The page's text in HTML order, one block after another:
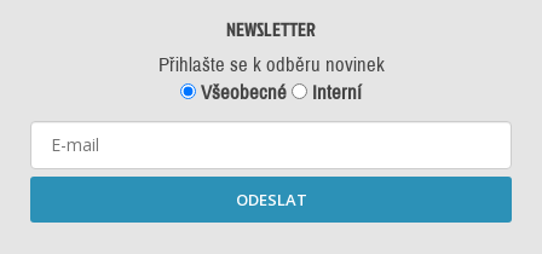
NEWSLETTER
Přihlašte se k odběru novinek
Všeobecné
Interní
ODESLAT